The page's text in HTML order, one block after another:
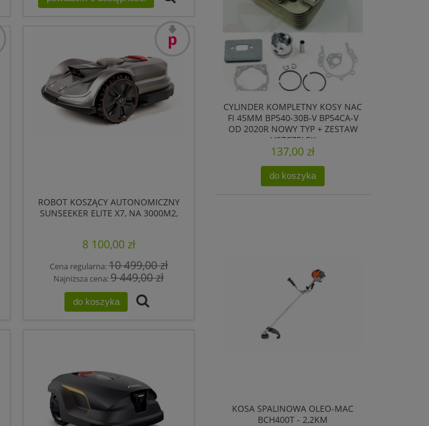
ROBOT KOSZĄCY AUTONOMICZNY
SUNSEEKER ELITE X7, NA 3000M2,
8 100,00 zł
Cena regularna:10 499,00 zł
Najniższa cena:9 449,00 zł
do koszyka
promocja
CYLINDER KOMPLETNY KOSY NAC
FI 45MM BP540-30B-V BP54CA-V
OD 2020R NOWY TYP + ZESTAW
USZCZELEK
137,00 zł
do koszyka
KOSA SPALINOWA OLEO-MAC
BCH400T - 2,2KM